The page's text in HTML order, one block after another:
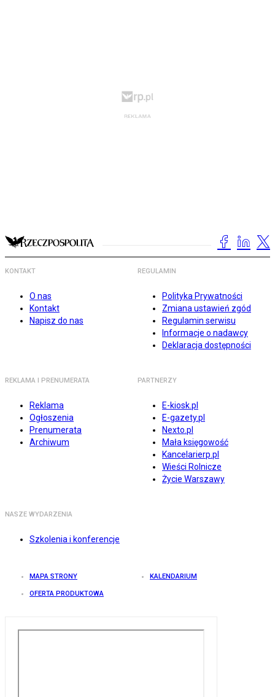
KONTAKT
O nas
Kontakt
Napisz do nas
REGULAMIN
Polityka Prywatności
Zmiana ustawień zgód
Regulamin serwisu
Informacje o nadawcy
Deklaracja dostępności
REKLAMA I PRENUMERATA
Reklama
Ogłoszenia
Prenumerata
Archiwum
PARTNERZY
E-kiosk.pl
E-gazety.pl
Nexto.pl
Mała księgowość
Kancelarierp.pl
Wieści Rolnicze
Życie Warszawy
NASZE WYDARZENIA
Szkolenia i konferencje
MAPA STRONY KALENDARIUM
OFERTA PRODUKTOWA